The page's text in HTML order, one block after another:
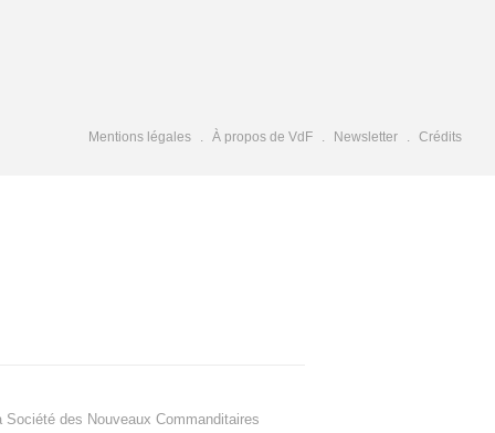
Mentions légales À propos de VdF Newsletter Crédits
Société des Nouveaux Commanditaires